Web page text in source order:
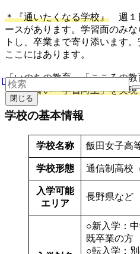
＊『通いたくなる学校』 週１
ースがあります。学習面のみ
トし、卒業まで寄り添います
ここにはあります。
「いのちの教育」「こころの教
力」を養い「学習向上」を実
学校の基本情報
学校名称 飯田女子高
学校形態 通信制高校
入学可能
エリア
長野県など
○新入学：
既卒業の方
○転入学：
閉じる